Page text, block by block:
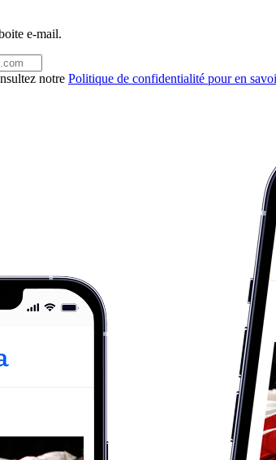
e-mail.
notre Politique de confidentialité pour en